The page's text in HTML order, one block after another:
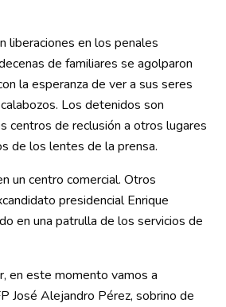
liberaciones en los penales
de familiares se agolparon
la esperanza de ver a sus seres
Los detenidos son
centros de reclusión a otros lugares
de los lentes de la prensa.
un centro comercial. Otros
presidencial Enrique
en una patrulla de los servicios de
en este momento vamos a
José Alejandro Pérez, sobrino de